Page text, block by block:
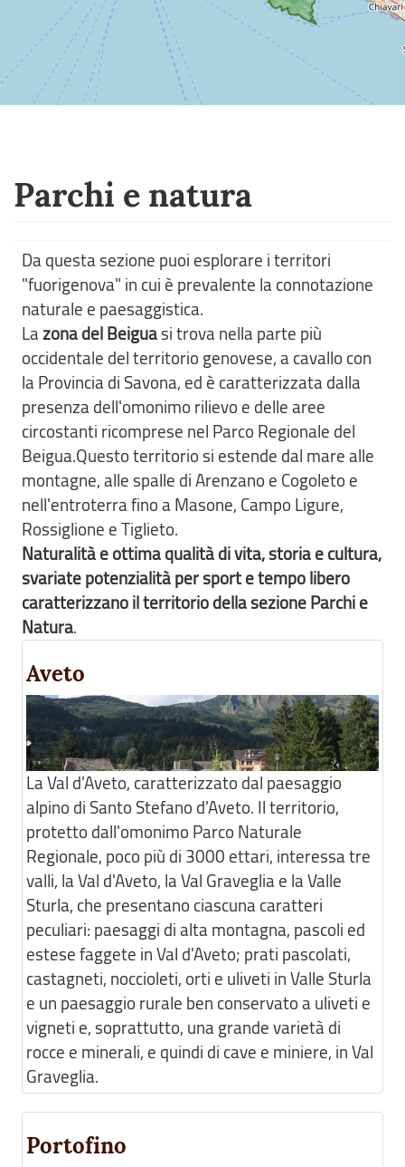
Parchi e natura
Da questa sezione puoi esplorare i territori
"fuorigenova" in cui è prevalente la connotazione
naturale e paesaggistica.
Lazona del Beiguasi trova nella parte più
occidentale del territorio genovese, a cavallo con
la Provincia di Savona, ed è caratterizzata dalla
presenza dell'omonimo rilievo e delle aree
circostanti ricomprese nel Parco Regionale del
Beigua.Questo territorio si estende dal mare alle
montagne, alle spalle di Arenzano e Cogoleto e
nell'entroterra fino a Masone, Campo Ligure,
Rossiglione e Tiglieto.
Naturalità e ottima qualità di vita, storia e cultura,
svariate potenzialità per sport e tempo libero
caratterizzano il territorio della sezione Parchi e
Natura.
Aveto
La Val d'Aveto, caratterizzato dal paesaggio
alpino di Santo Stefano d'Aveto. Il territorio,
protetto dall'omonimo Parco Naturale
Regionale, poco più di 3000 ettari, interessa tre
valli, la Val d'Aveto, la Val Graveglia e la Valle
Sturla, che presentano ciascuna caratteri
peculiari: paesaggi di alta montagna, pascoli ed
estese faggete in Val d'Aveto; prati pascolati,
castagneti, noccioleti, orti e uliveti in Valle Sturla
e un paesaggio rurale ben conservato a uliveti e
vigneti e, soprattutto, una grande varietà di
rocce e minerali, e quindi di cave e miniere, in Val
Graveglia.
Portofino